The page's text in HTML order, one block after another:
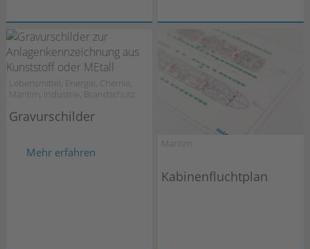
Lebensmittel, Energie, Chemie,
Maritim, Industrie, Brandschutz
Gravurschilder
Mehr erfahren
Maritim
Kabinenfluchtplan